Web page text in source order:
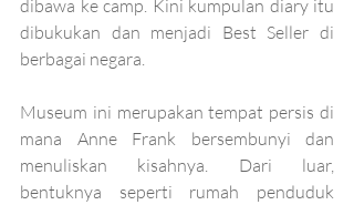
dibawa ke camp. Kini kumpulan diary itu
dibukukan dan menjadi Best Seller di
berbagai negara.
Museum ini merupakan tempat persis di
mana Anne Frank bersembunyi dan
menuliskan kisahnya. Dari luar,
bentuknya seperti rumah penduduk